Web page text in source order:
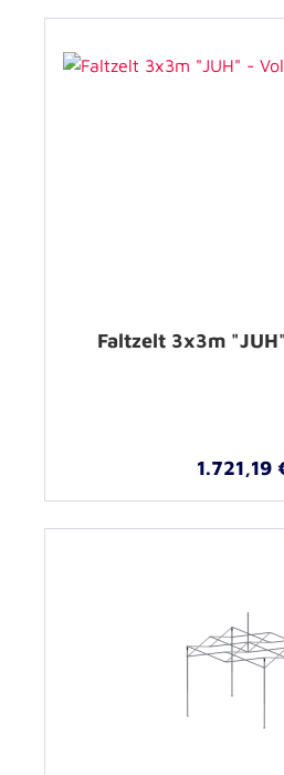
Faltzelt 3x3m
1.721,19